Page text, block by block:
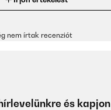
nem írtak recenziót
és kapjon